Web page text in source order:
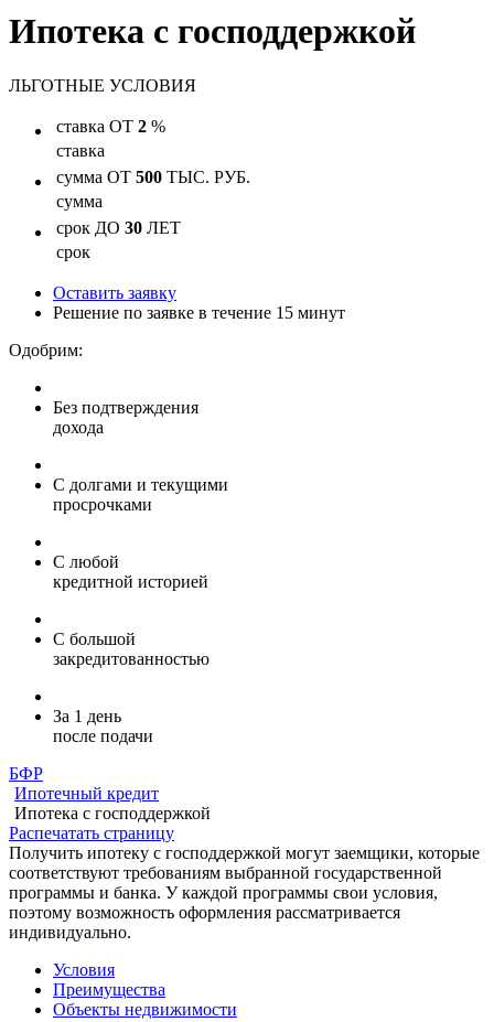
Ипотека с господдержкой
ЛЬГОТНЫЕ УСЛОВИЯ
ставка ОТ 2 %
ставка
сумма ОТ 500 ТЫС. РУБ.
сумма
срок ДО 30 ЛЕТ
срок
Оставить заявку
Решение по заявке в течение 15 минут
Одобрим:
Без подтверждения
дохода
С долгами и текущими
просрочками
С любой
кредитной историей
С большой
закредитованностью
За 1 день
после подачи
БФР
Ипотечный кредит
Ипотека с господдержкой
Распечатать страницу
Получить ипотеку с господдержкой могут заемщики, которые
соответствуют требованиям выбранной государственной
программы и банка. У каждой программы свои условия,
поэтому возможность оформления рассматривается
индивидуально.
Условия
Преимущества
Объекты недвижимости